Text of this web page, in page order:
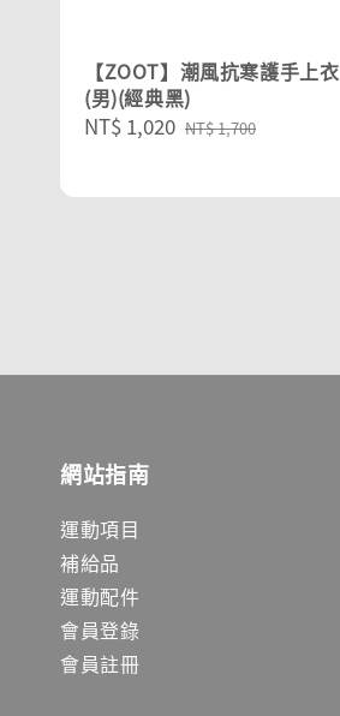
【ZOOT】潮風抗寒護手上衣
(男)(經典黑)
Sale
NT$ 1,020 Regular
NT$ 1,700
網站指南
運動項目
補給品
運動配件
會員登錄
會員註冊